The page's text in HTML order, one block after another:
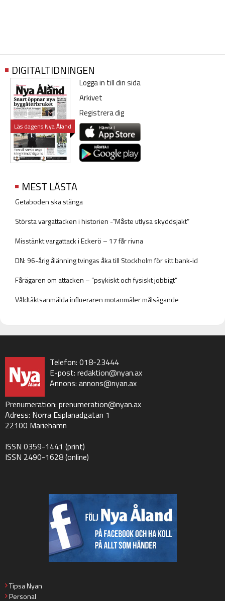
DIGITALTIDNINGEN
Läs dagens Nya Åland
Logga in till din sida
Arkivet
Registrera dig
MEST LÄSTA
Getaboden ska stänga
Största vargattacken i historien -”Måste utlysa skyddsjakt”
Misstänkt vargattack i Eckerö – 17 får rivna
DN: 96-årig ålänning tvingas åka till Stockholm för sitt bank-id
Fårägaren om attacken – ”psykiskt och fysiskt jobbigt”
Våldtäktsanmälda influeraren motanmäler målsägande
Telefon: 018-23444
E-post: redaktion@nyan.ax
Annons: annons@nyan.ax
Prenumeration: prenumeration@nyan.ax
Adress: Norra Esplanadgatan 1
22100 Mariehamn
ISSN 0359-1441 (print)
ISSN 2490-1628 (online)
Tipsa Nyan
Personal